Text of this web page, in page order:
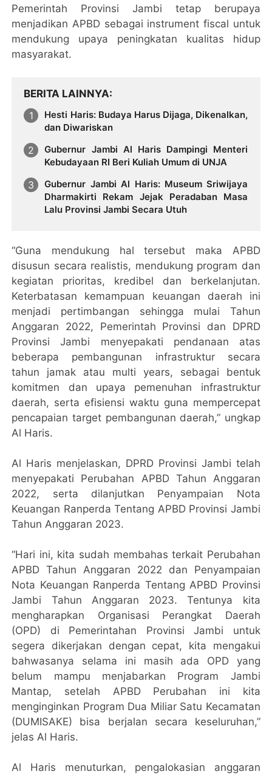
Pemerintah Provinsi Jambi tetap berupaya
menjadikan APBD sebagai instrument fiscal untuk
mendukung upaya peningkatan kualitas hidup
masyarakat.
BERITA LAINNYA
Hesti Haris: Budaya Harus Dijaga, Dikenalkan,
dan Diwariskan
Gubernur Jambi Al Haris Dampingi Menteri
Kebudayaan RI Beri Kuliah Umum di UNJA
Gubernur Jambi Al Haris: Museum Sriwijaya
Dharmakirti Rekam Jejak Peradaban Masa
Lalu Provinsi Jambi Secara Utuh
“Guna mendukung hal tersebut maka APBD
disusun secara realistis, mendukung program dan
kegiatan prioritas, kredibel dan berkelanjutan.
Keterbatasan kemampuan keuangan daerah ini
menjadi pertimbangan sehingga mulai Tahun
Anggaran 2022, Pemerintah Provinsi dan DPRD
Provinsi Jambi menyepakati pendanaan atas
beberapa pembangunan infrastruktur secara
tahun jamak atau multi years, sebagai bentuk
komitmen dan upaya pemenuhan infrastruktur
daerah, serta efisiensi waktu guna mempercepat
pencapaian target pembangunan daerah,” ungkap
Al Haris.
Al Haris menjelaskan, DPRD Provinsi Jambi telah
menyepakati Perubahan APBD Tahun Anggaran
2022, serta dilanjutkan Penyampaian Nota
Keuangan Ranperda Tentang APBD Provinsi Jambi
Tahun Anggaran 2023.
“Hari ini, kita sudah membahas terkait Perubahan
APBD Tahun Anggaran 2022 dan Penyampaian
Nota Keuangan Ranperda Tentang APBD Provinsi
Jambi Tahun Anggaran 2023. Tentunya kita
mengharapkan Organisasi Perangkat Daerah
(OPD) di Pemerintahan Provinsi Jambi untuk
segera dikerjakan dengan cepat, kita mengakui
bahwasanya selama ini masih ada OPD yang
belum mampu menjabarkan Program Jambi
Mantap, setelah APBD Perubahan ini kita
menginginkan Program Dua Miliar Satu Kecamatan
(DUMISAKE) bisa berjalan secara keseluruhan,”
jelas Al Haris.
Al Haris menuturkan, pengalokasian anggaran